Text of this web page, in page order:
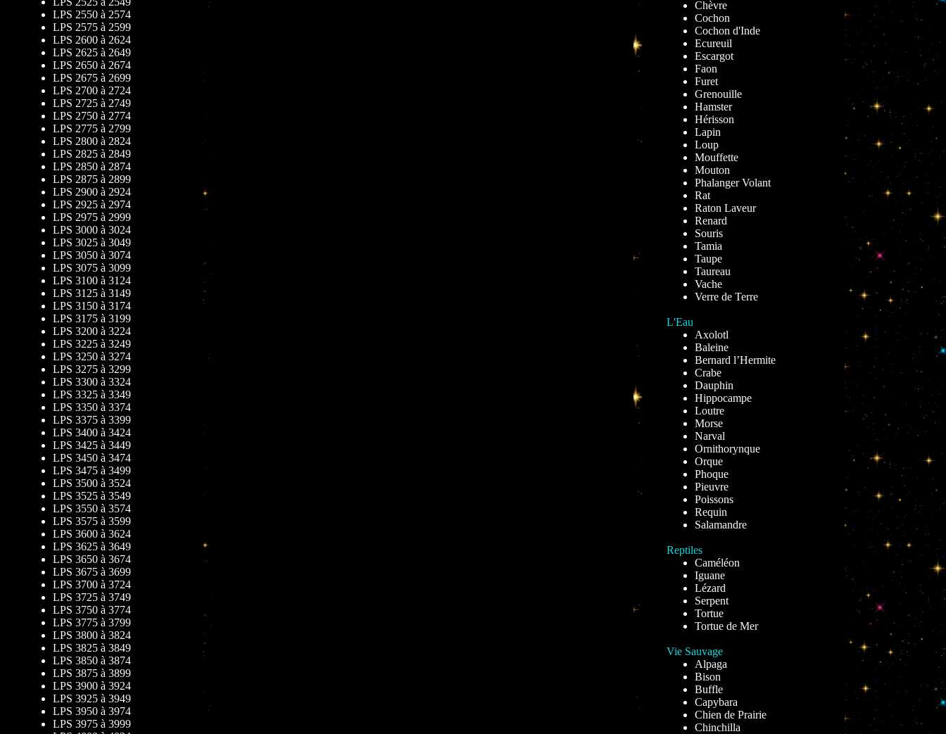
LPS 2550 à 2574
LPS 2575 à 2599
LPS 2600 à 2624
LPS 2625 à 2649
LPS 2650 à 2674
LPS 2675 à 2699
LPS 2700 à 2724
LPS 2725 à 2749
LPS 2750 à 2774
LPS 2775 à 2799
LPS 2800 à 2824
LPS 2825 à 2849
LPS 2850 à 2874
LPS 2875 à 2899
LPS 2900 à 2924
LPS 2925 à 2974
LPS 2975 à 2999
LPS 3000 à 3024
LPS 3025 à 3049
LPS 3050 à 3074
LPS 3075 à 3099
LPS 3100 à 3124
LPS 3125 à 3149
LPS 3150 à 3174
LPS 3175 à 3199
LPS 3200 à 3224
LPS 3225 à 3249
LPS 3250 à 3274
LPS 3275 à 3299
LPS 3300 à 3324
LPS 3325 à 3349
LPS 3350 à 3374
LPS 3375 à 3399
LPS 3400 à 3424
LPS 3425 à 3449
LPS 3450 à 3474
LPS 3475 à 3499
LPS 3500 à 3524
LPS 3525 à 3549
LPS 3550 à 3574
LPS 3575 à 3599
LPS 3600 à 3624
LPS 3625 à 3649
LPS 3650 à 3674
LPS 3675 à 3699
LPS 3700 à 3724
LPS 3725 à 3749
LPS 3750 à 3774
LPS 3775 à 3799
LPS 3800 à 3824
LPS 3825 à 3849
LPS 3850 à 3874
LPS 3875 à 3899
LPS 3900 à 3924
LPS 3925 à 3949
LPS 3950 à 3974
LPS 3975 à 3999
Chèvre
Cochon
Cochon d'Inde
Ecureuil
Escargot
Faon
Furet
Grenouille
Hamster
Hérisson
Lapin
Loup
Mouffette
Mouton
Phalanger Volant
Rat
Raton Laveur
Renard
Souris
Tamia
Taupe
Taureau
Vache
Verre de Terre
L'Eau
Axolotl
Baleine
Bernard l’Hermite
Crabe
Dauphin
Hippocampe
Loutre
Morse
Narval
Ornithorynque
Orque
Phoque
Pieuvre
Poissons
Requin
Salamandre
Reptiles
Caméléon
Iguane
Lézard
Serpent
Tortue
Tortue de Mer
Vie Sauvage
Alpaga
Bison
Buffle
Capybara
Chien de Prairie
Chinchilla